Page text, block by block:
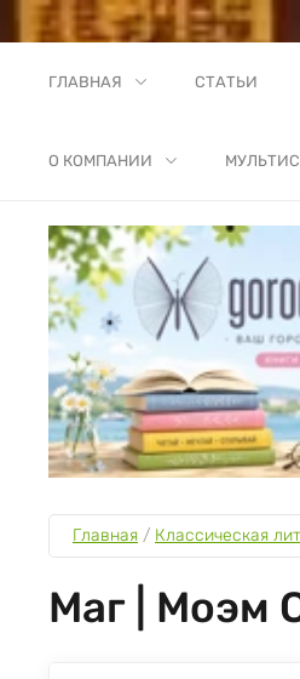
ГЛАВНАЯ СТАТЬИ
О КОМПАНИИ
Главная / Классическая
Маг | Моэм